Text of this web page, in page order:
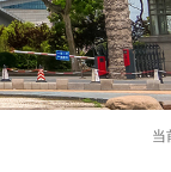
当